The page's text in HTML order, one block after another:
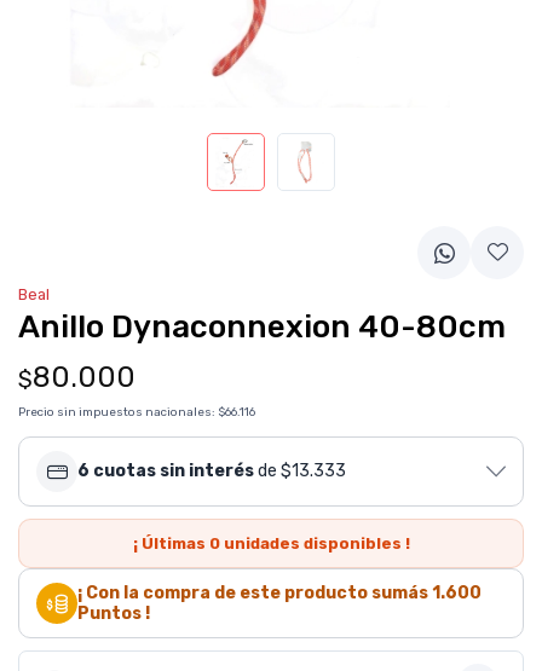
Beal
Anillo Dynaconnexion 40-80cm
$80.000
Precio sin impuestos nacionales: $66.116
6 cuotas sin interésde $13.333
¡ Últimas 0unidades disponibles !
¡ Con la compra de este producto sumás1.600
Puntos !